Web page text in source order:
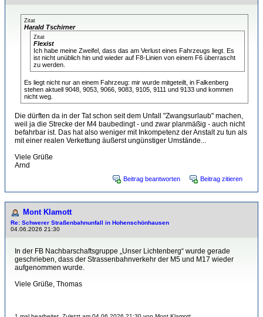
Zitat
Harald Tschirner
Zitat
Flexist
Ich habe meine Zweifel, dass das am Verlust eines Fahrzeugs liegt. Es
ist nicht unüblich hin und wieder auf F8-Linien von einem F6 überrascht
zu werden.
Es liegt nicht nur an einem Fahrzeug: mir wurde mitgeteilt, in Falkenberg
stehen aktuell 9048, 9053, 9066, 9083, 9105, 9111 und 9133 und kommen
nicht weg.
Die dürften da in der Tat schon seit dem Unfall "Zwangsurlaub" machen,
weil ja die Strecke der M4 baubedingt - und zwar planmäßig - auch nicht
befahrbar ist. Das hat also weniger mit Inkompetenz der Anstalt zu tun als
mit einer realen Verkettung äußerst ungünstiger Umstände...
Viele Grüße
Arnd
Beitrag beantworten Beitrag zitieren
Mont Klamott
Re: Schwerer Straßenbahnunfall in Hohenschönhausen
04.06.2026 21:30
In der FB Nachbarschaftsgruppe „Unser Lichtenberg“ wurde gerade
geschrieben, dass der Strassenbahnverkehr der M5 und M17 wieder
aufgenommen wurde.
Viele Grüße, Thomas